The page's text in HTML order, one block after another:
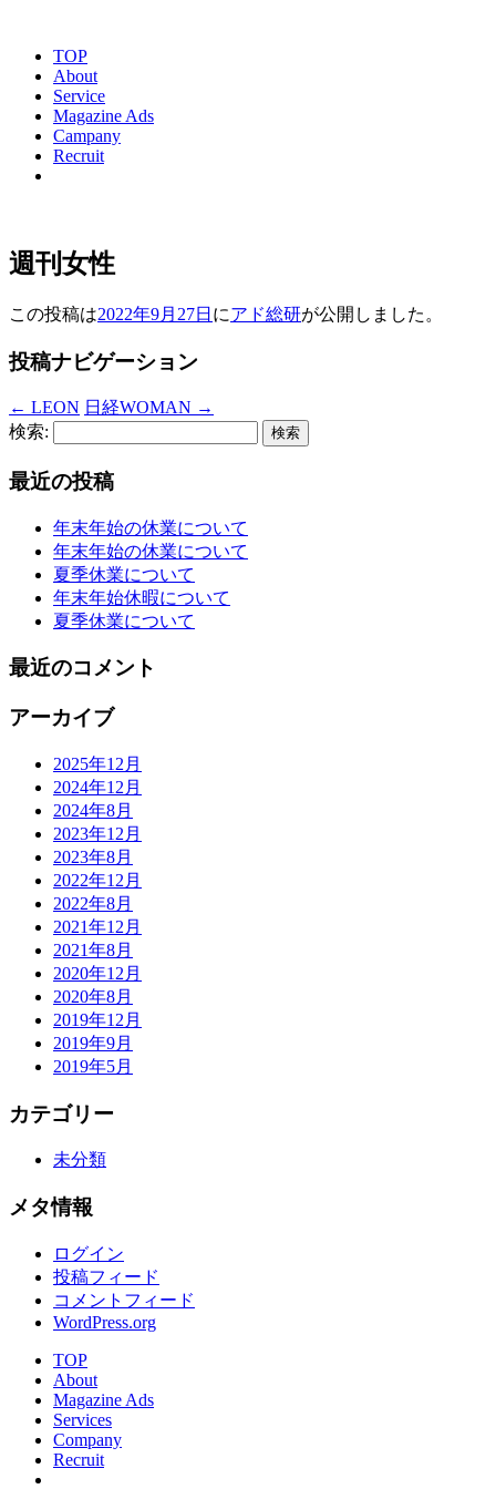
TOP
About
Service
Magazine Ads
Campany
Recruit
週刊女性
この投稿は2022年9月27日 にアド総研が公開しました 。
投稿ナビゲーション
← LEON 日経WOMAN →
検索:
最近の投稿
年末年始の休業について
年末年始の休業について
夏季休業について
年末年始休暇について
夏季休業について
最近のコメント
アーカイブ
2025年12月
2024年12月
2024年8月
2023年12月
2023年8月
2022年12月
2022年8月
2021年12月
2021年8月
2020年12月
2020年8月
2019年12月
2019年9月
2019年5月
カテゴリー
未分類
メタ情報
ログイン
投稿フィード
コメントフィード
WordPress.org
TOP
About
Magazine Ads
Services
Company
Recruit